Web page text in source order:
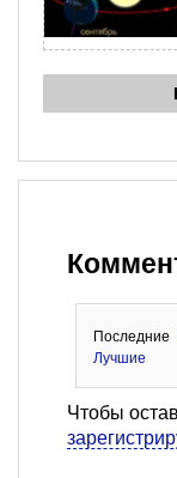
Последние
Лучшие
Чтобы